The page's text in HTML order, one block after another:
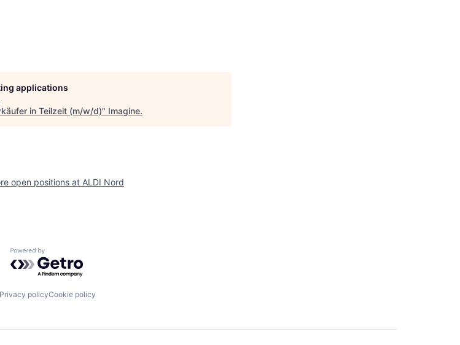
applications
in Teilzeit (m/w/d)" Imagine.
open positions at ALDI Nord
Powered by Getro.com
Privacy policyCookie policy